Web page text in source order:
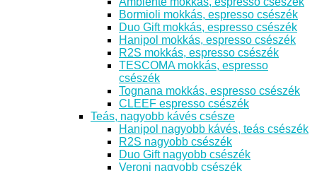
Bormioli mokkás, espresso csészék
Duo Gift mokkás, espresso csészék
Hanipol mokkás, espresso csészék
R2S mokkás, espresso csészék
TESCOMA mokkás, espresso
csészék
Tognana mokkás, espresso csészék
CLEEF espresso csészék
Teás, nagyobb kávés csésze
Hanipol nagyobb kávés, teás csészék
R2S nagyobb csészék
Duo Gift nagyobb csészék
Veroni nagyobb csészék